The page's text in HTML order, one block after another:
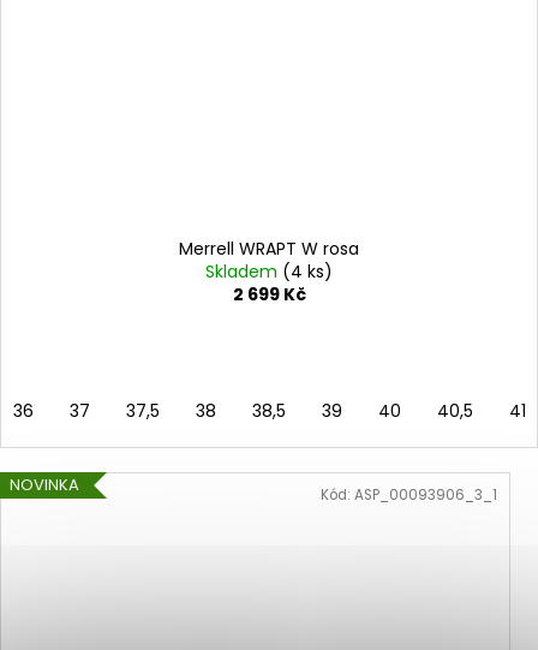
Merrell WRAPT W rosa
Skladem (4 ks)
2 699 Kč
36 37 37,5 38 38,5 39 40 40,5 41
NOVINKA Kód: ASP_00093906_3_1